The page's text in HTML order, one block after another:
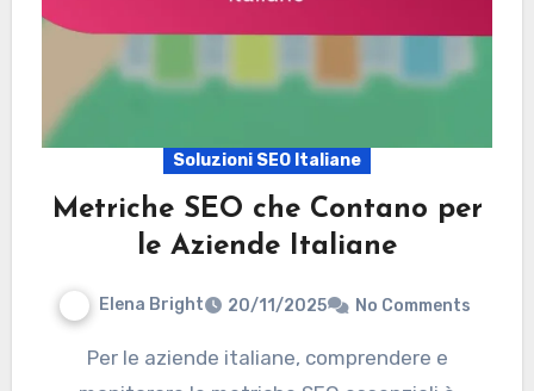
Soluzioni SEO Italiane
Metriche SEO che Contano per
le Aziende Italiane
Elena Bright 20/11/2025 No Comments
Per le aziende italiane, comprendere e